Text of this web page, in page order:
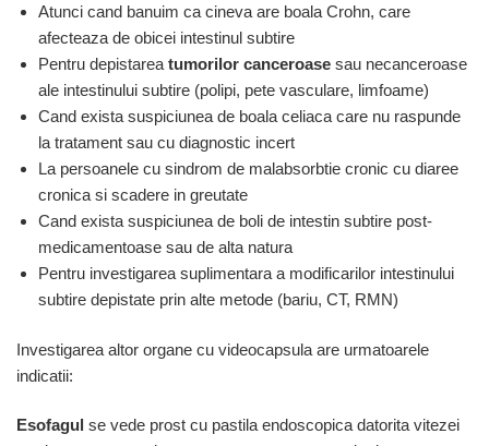
Atunci cand banuim ca cineva are boala Crohn, care
afecteaza de obicei intestinul subtire
Pentru depistarea tumorilor canceroase sau necanceroase
ale intestinului subtire (polipi, pete vasculare, limfoame)
Cand exista suspiciunea de boala celiaca care nu raspunde
la tratament sau cu diagnostic incert
La persoanele cu sindrom de malabsorbtie cronic cu diaree
cronica si scadere in greutate
Cand exista suspiciunea de boli de intestin subtire post-
medicamentoase sau de alta natura
Pentru investigarea suplimentara a modificarilor intestinului
subtire depistate prin alte metode (bariu, CT, RMN)
Investigarea altor organe cu videocapsula are urmatoarele
indicatii:
Esofagul se vede prost cu pastila endoscopica datorita vitezei